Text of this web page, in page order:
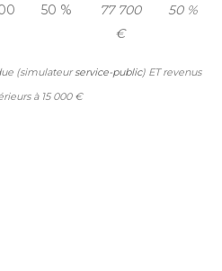
50 %
77 700
€
50 %
(simulateurservice-public) ET revenus
à 15 000 €